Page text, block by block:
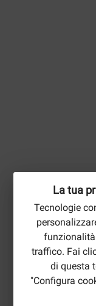
La tua
Tecnologie
traffico. Fai
di questa
"Configura